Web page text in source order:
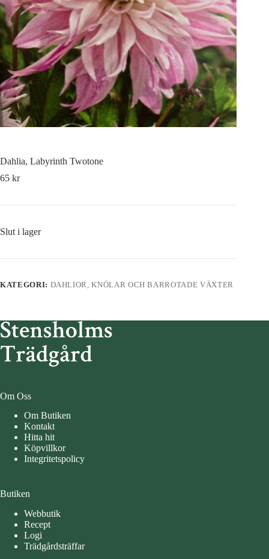
Dahlia, Labyrinth Twotone
65 kr
Slut i lager
KATEGORI: DAHLIOR, KNÖLAR OCH BARROTADE VÄXTER
Om Oss
Om Butiken
Kontakt
Hitta hit
Köpvillkor
Integritetspolicy
Butiken
Webbutik
Recept
Logi
Trädgårdsträffar